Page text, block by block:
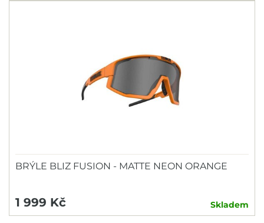
BRÝLE BLIZ FUSION - MATTE NEON ORANGE
1 999 Kč Skladem